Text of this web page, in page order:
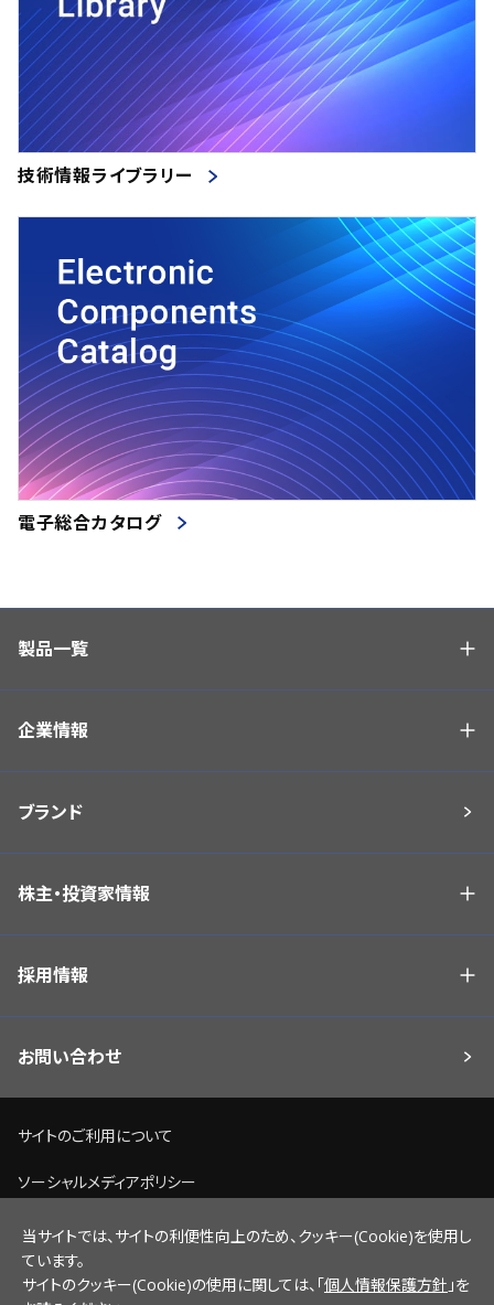
技術情報ライブラリー
電子総合カタログ
製品一覧
企業情報
ブランド
株主・投資家情報
採用情報
お問い合わせ
サイトのご利用について
ソーシャルメディアポリシー
個人情報保護方針
脆弱性情報開示ポリシー
当サイトでは、サイトの利便性向上のため、クッキー(Cookie)を使用し
ています。
サイトのクッキー(Cookie)の使用に関しては、「個人情報保護方針 」を